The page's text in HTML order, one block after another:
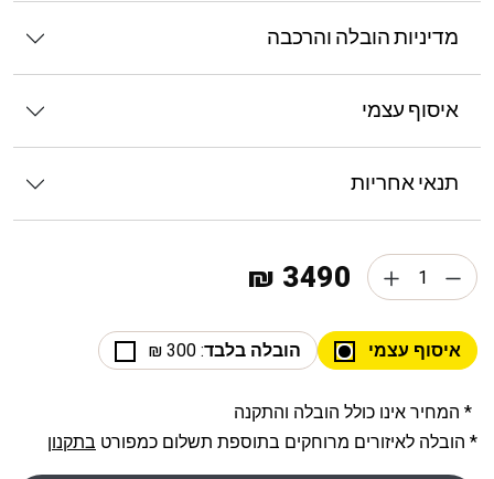
מדיניות הובלה והרכבה
איסוף עצמי
תנאי אחריות
3490 ₪
איסוף עצמי הובלה בלבד: 300 ₪
* המחיר אינו כולל הובלה והתקנה
* הובלה לאיזורים מרוחקים בתוספת תשלום כמפורט בתקנון